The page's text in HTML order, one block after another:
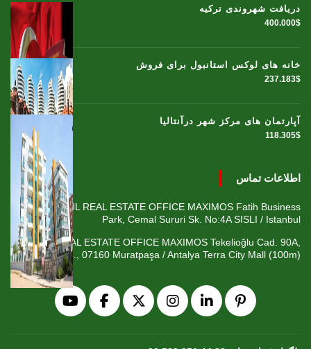
دریافت شهروندی ترکیه
400.000$
خانه های لوکس استانبول برای فروش
237.183$
آپارتمان های مرکز شهر درآنتالیا
118.305$
اطلاعات تماس
ISTANBUL REAL ESTATE OFFICE MAXIMOS Fatih Business
Park, Cemal Sururi Sk. No:4A SISLI / Istanbul
ANTALYA REAL ESTATE OFFICE MAXIMOS Tekelioğlu Cad. 90A,
Fener Mah., 07160 Muratpaşa / Antalya Terra City Mall (100m)